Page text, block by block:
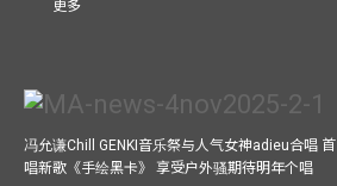
更多
冯允谦Chill GENKI音乐祭与人气女神adieu合唱 首
唱新歌《手绘黑卡》 享受户外骚期待明年个唱